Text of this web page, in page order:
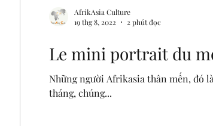
Le mini portrait du
Những người Afrikasia thân mến, đó
tháng, chúng...
AfrikAsia Culture
19 thg 8, 2022
2 phút đọc